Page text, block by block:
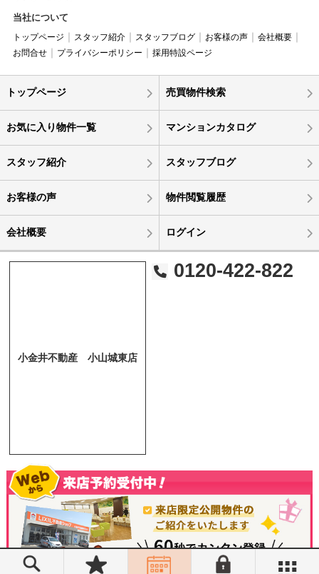
当社について
トップページ スタッフ紹介 スタッフブログ お客様の声
会社概要
お問合せ
プライバシーポリシー 採用特設ページ
トップページ 売買物件検索
お気に入り物件一覧 マンションカタログ
スタッフ紹介 スタッフブログ
お客様の声 物件閲覧履歴
会社概要 ログイン
小金井不動産 小山城東店
0120-422-822